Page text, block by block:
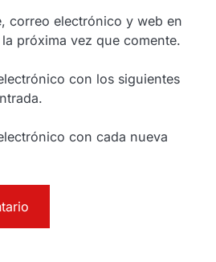
correo electrónico y web en
próxima vez que comente.
con los siguientes
con cada nueva